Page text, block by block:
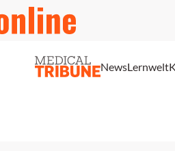
NewsLernwelt